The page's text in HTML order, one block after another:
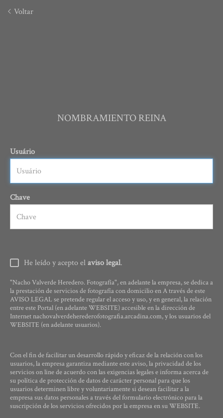
Voltar
NOMBRAMIENTO REINA
Usuário
Chave
He leído y acepto elaviso legal.
"Nacho Valverde Heredero. Fotografía", en adelante la empresa, se dedica a
la prestación de servicios de fotografía con domicilio en A través de este
AVISO LEGAL se pretende regular el acceso y uso, y en general, la relación
entre este Portal (en adelante WEBSITE) accesible en la dirección de
Internet nachovalverdeherederofotografia.arcadina.com, y los usuarios del
WEBSITE (en adelante usuarios).
Con el fin de facilitar un desarrollo rápido y eficaz de la relación con los
usuarios, la empresa garantiza mediante este aviso, la privacidad de los
servicios on line de acuerdo con las exigencias legales e informa acerca de
su política de protección de datos de carácter personal para que los
usuarios determinen libre y voluntariamente si desean facilitar a la
empresa sus datos personales a través del formulario electrónico para la
suscripción de los servicios ofrecidos por la empresa en su WEBSITE.